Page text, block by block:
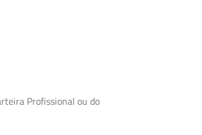
Profissional ou do